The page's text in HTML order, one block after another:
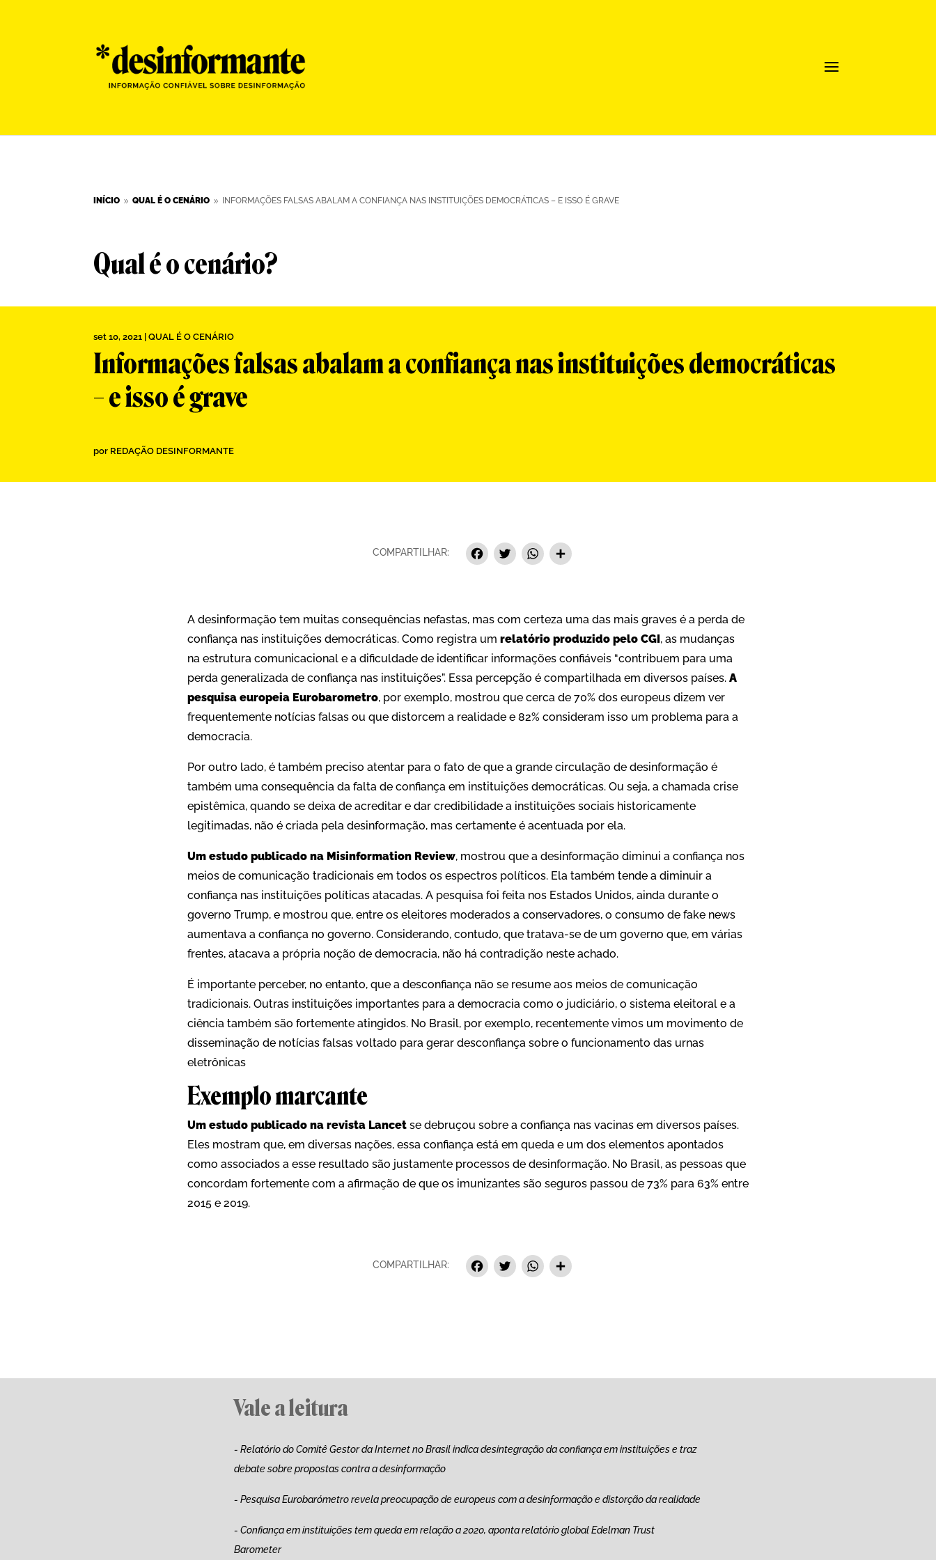
INÍCIO 9 QUAL É O CENÁRIO 9 INFORMAÇÕES FALSAS ABALAM A CONFIANÇA NAS INSTITUIÇÕES DEMOCRÁTICAS – E ISSO É GRAVE
Qual é o cenário?
set 10, 2021 |QUAL É O CENÁRIO
Informações falsas abalam a confiança nas instituições democráticas
– e isso é grave
por REDAÇÃO DESINFORMANTE
COMPARTILHAR: Facebook
Twitter
WhatsApp
A desinformação tem muitas consequências nefastas, mas com certeza uma das mais graves é a perda de
confiança nas instituições democráticas. Como registra um relatório produzido pelo CGI, as mudanças
na estrutura comunicacional e a dificuldade de identificar informações confiáveis “contribuem para uma
perda generalizada de confiança nas instituições”. Essa percepção é compartilhada em diversos países. A
pesquisa europeia Eurobarometro, por exemplo, mostrou que cerca de 70% dos europeus dizem ver
frequentemente notícias falsas ou que distorcem a realidade e 82% consideram isso um problema para a
democracia.
Por outro lado, é também preciso atentar para o fato de que a grande circulação de desinformação é
também uma consequência da falta de confiança em instituições democráticas. Ou seja, a chamada crise
epistêmica, quando se deixa de acreditar e dar credibilidade a instituições sociais historicamente
legitimadas, não é criada pela desinformação, mas certamente é acentuada por ela.
Um estudo publicado na Misinformation Review, mostrou que a desinformação diminui a confiança nos
meios de comunicação tradicionais em todos os espectros políticos. Ela também tende a diminuir a
confiança nas instituições políticas atacadas. A pesquisa foi feita nos Estados Unidos, ainda durante o
governo Trump, e mostrou que, entre os eleitores moderados a conservadores, o consumo de fake news
aumentava a confiança no governo. Considerando, contudo, que tratava-se de um governo que, em várias
frentes, atacava a própria noção de democracia, não há contradição neste achado.
É importante perceber, no entanto, que a desconfiança não se resume aos meios de comunicação
tradicionais. Outras instituições importantes para a democracia como o judiciário, o sistema eleitoral e a
ciência também são fortemente atingidos. No Brasil, por exemplo, recentemente vimos um movimento de
disseminação de notícias falsas voltado para gerar desconfiança sobre o funcionamento das urnas
eletrônicas
Exemplo marcante
Um estudo publicado na revista Lancetse debruçou sobre a confiança nas vacinas em diversos países.
Eles mostram que, em diversas nações, essa confiança está em queda e um dos elementos apontados
como associados a esse resultado são justamente processos de desinformação. No Brasil, as pessoas que
concordam fortemente com a afirmação de que os imunizantes são seguros passou de 73% para 63% entre
2015 e 2019.
COMPARTILHAR: Facebook
Twitter
WhatsApp
Vale a leitura
- Relatório do Comitê Gestor da Internet no Brasil indica desintegração da confiança em instituições e traz
debate sobre propostas contra a desinformação
- Pesquisa Eurobarómetro revela preocupação de europeus com a desinformação e distorção da realidade
- Confiança em instituições tem queda em relação a 2020, aponta relatório global Edelman Trust
Barometer